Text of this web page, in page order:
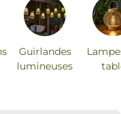
Guirlandes
lumineuses